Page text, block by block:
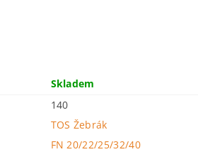
Skladem
140
TOS Žebrák
FN 20/22/25/32/40